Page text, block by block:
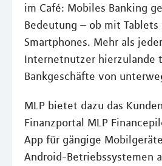
im Café: Mobiles Banking
Bedeutung – ob mit Tablets
Smartphones. Mehr als
Internetnutzer hierzulande
Bankgeschäfte von
MLP bietet dazu das
Finanzportal MLP
App für gängige
Android-Betriebssystemen